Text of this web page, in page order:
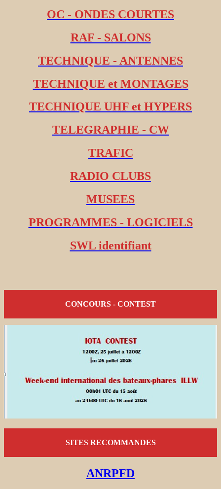
OC - ONDES COURTES
RAF - SALONS
TECHNIQUE - ANTENNES
TECHNIQUE et MONTAGES
TECHNIQUE UHF et HYPERS
TELEGRAPHIE - CW
TRAFIC
RADIO CLUBS
MUSEES
PROGRAMMES - LOGICIELS
SWL identifiant
CONCOURS - CONTEST
SITES RECOMMANDES
ANRPFD